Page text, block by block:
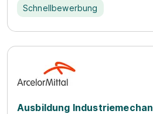
Schnellbewerbung
Ausbildung